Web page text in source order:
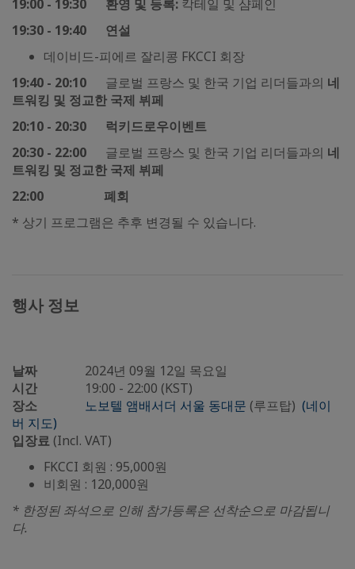
19:00 - 19:30 환영 및 등록: 칵테일 및 샴페인
19:30 - 19:40 연설
데이비드-피에르 잘리콩 FKCCI 회장
19:40 - 20:10 글로벌 프랑스 및 한국 기업 리더들과의 네
트워킹 및 정교한 국제 뷔페
20:10 - 20:30 럭키드로우이벤트
20:30 - 22:00
글로벌 프랑스 및 한국 기업 리더들과의 네
트워킹 및 정교한 국제 뷔페
22:00 폐회
* 상기 프로그램은 추후 변경될 수 있습니다.
행사 정보
날짜
2024년 09월 12일 목요일
시간 19:00 - 22:00 (KST)
장소 노보텔 앰배서더 서울 동대문 (루프탑) (네이
버 지도)
입장료 (Incl. VAT)
FKCCI 회원 : 95,000원
비회원 : 120,000원
* 한정된 좌석으로 인해 참가등록은 선착순으로 마감됩니
다.